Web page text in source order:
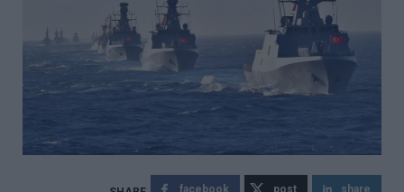
facebook post share